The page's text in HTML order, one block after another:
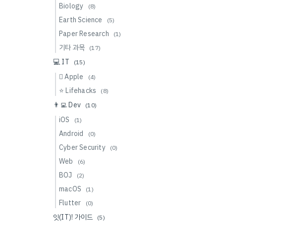
Biology (8)
Earth Science (5)
Paper Research (1)
기타 과목 (17)
💻 IT (15)
 Apple (4)
⭐️ Lifehacks (8)
👨‍💻 Dev (10)
iOS (1)
Android (0)
Cyber Security (0)
Web (6)
BOJ (2)
macOS (1)
Flutter (0)
잇(IT)! 가이드 (5)